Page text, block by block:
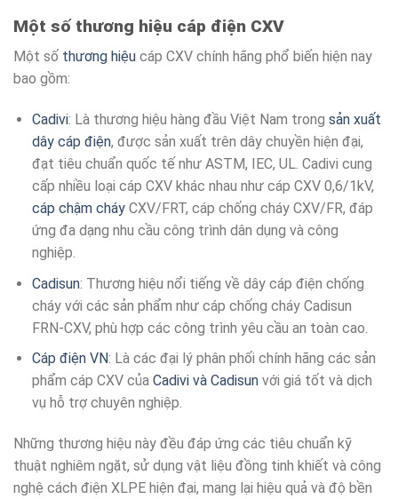
Một số thương hiệu cáp điện CXV
Một số thương hiệu cáp CXV chính hãng phổ biến hiện nay
bao gồm:
Cadivi: Là thương hiệu hàng đầu Việt Nam trong sản xuất
dây cáp điện, được sản xuất trên dây chuyền hiện đại,
đạt tiêu chuẩn quốc tế như ASTM, IEC, UL. Cadivi cung
cấp nhiều loại cáp CXV khác nhau như cáp CXV 0,6/1kV,
cáp chậm cháyCXV/FRT, cáp chống cháy CXV/FR, đáp
ứng đa dạng nhu cầu công trình dân dụng và công
nghiệp.​
Cadisun: Thương hiệu nổi tiếng về dây cáp điện chống
cháy với các sản phẩm như cáp chống cháy Cadisun
FRN-CXV, phù hợp các công trình yêu cầu an toàn cao.​
Cáp điện VN: Là các đại lý phân phối chính hãng các sản
phẩm cáp CXV của Cadivi và Cadisunvới giá tốt và dịch
vụ hỗ trợ chuyên nghiệp.​
Những thương hiệu này đều đáp ứng các tiêu chuẩn kỹ
thuật nghiêm ngặt, sử dụng vật liệu đồng tinh khiết và công
nghệ cách điện XLPE hiện đại, mang lại hiệu quả và độ bền